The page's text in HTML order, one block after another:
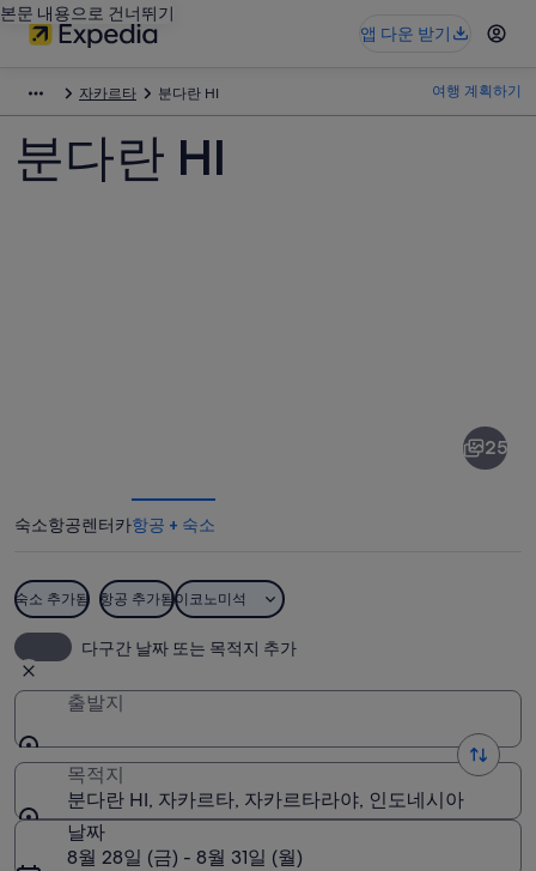
본문 내용으로 건너뛰기
앱 다운 받기
자카르타 분다란 HI 여행 계획하기
분다란 HI
25
숙소항공렌터카항공 + 숙소
숙소 추가됨 항공 추가됨이코노미석
다구간 날짜 또는 목적지 추가
출발지
목적지
분다란 HI, 자카르타, 자카르타라야, 인도네시아
날짜
8월 28일 (금) - 8월 31일 (월)